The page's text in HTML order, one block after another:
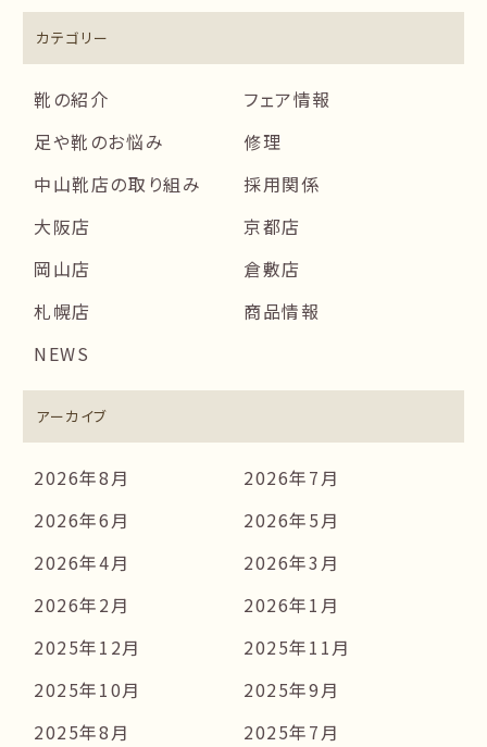
カテゴリー
靴の紹介
フェア情報
足や靴のお悩み
修理
中山靴店の取り組み
採用関係
大阪店
京都店
岡山店
倉敷店
札幌店
商品情報
NEWS
アーカイブ
2026年8月
2026年7月
2026年6月
2026年5月
2026年4月
2026年3月
2026年2月
2026年1月
2025年12月
2025年11月
2025年10月
2025年9月
2025年8月
2025年7月